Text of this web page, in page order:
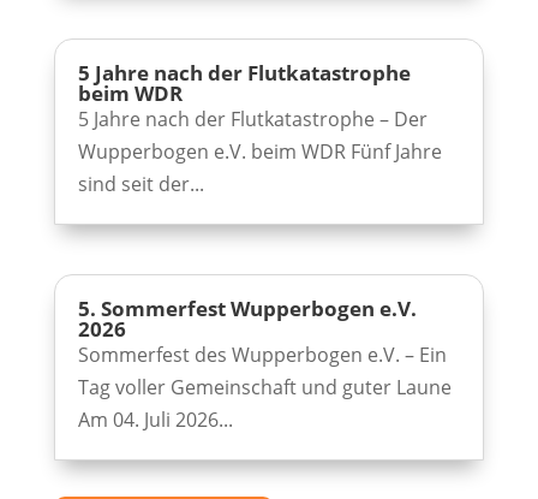
5 Jahre nach der Flutkatastrophe
beim WDR
5 Jahre nach der Flutkatastrophe – Der
Wupperbogen e.V. beim WDR Fünf Jahre
sind seit der...
5. Sommerfest Wupperbogen e.V.
2026
Sommerfest des Wupperbogen e.V. – Ein
Tag voller Gemeinschaft und guter Laune
Am 04. Juli 2026...